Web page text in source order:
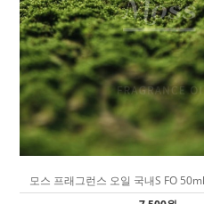
모스 프래그런스 오일 국내S FO